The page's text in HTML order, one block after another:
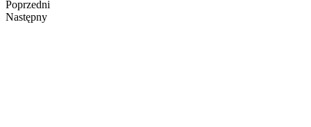
Poprzedni
Następny